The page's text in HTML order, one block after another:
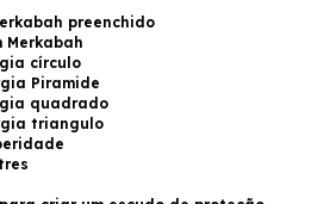
preenchido
Merkabah
círculo
Piramide
quadrado
triangulo